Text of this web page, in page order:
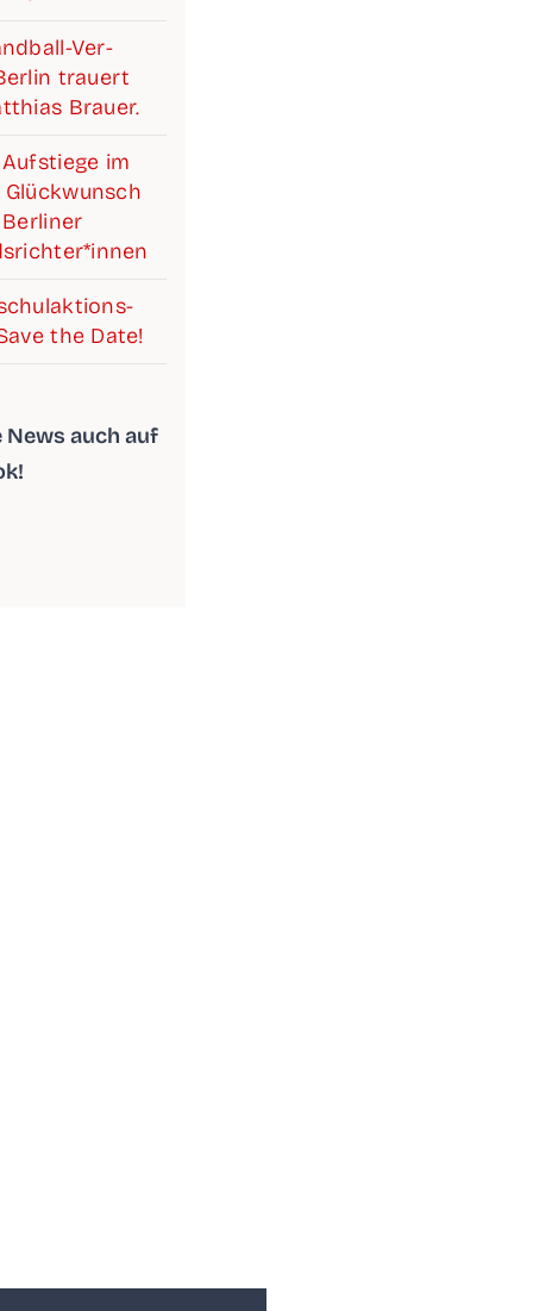
Ver­­­­­
trau­ert
Brauer.
im
Glück­wunsch
the Date!
News auch auf